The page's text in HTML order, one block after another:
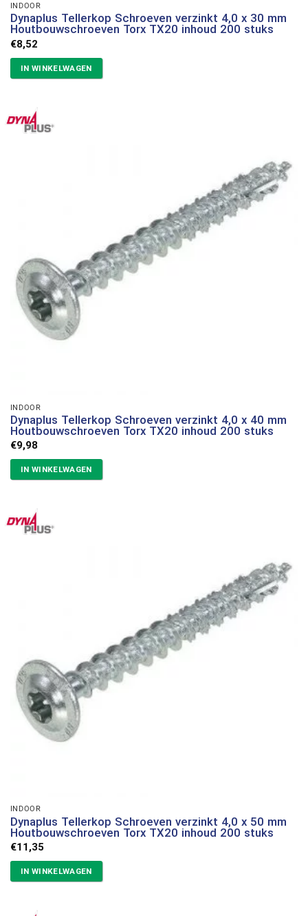
INDOOR
Dynaplus Tellerkop Schroeven verzinkt 4,0 x 30 mm
Houtbouwschroeven Torx TX20 inhoud 200 stuks
€8,52
IN WINKELWAGEN
INDOOR
Dynaplus Tellerkop Schroeven verzinkt 4,0 x 40 mm
Houtbouwschroeven Torx TX20 inhoud 200 stuks
€9,98
IN WINKELWAGEN
INDOOR
Dynaplus Tellerkop Schroeven verzinkt 4,0 x 50 mm
Houtbouwschroeven Torx TX20 inhoud 200 stuks
€11,35
IN WINKELWAGEN